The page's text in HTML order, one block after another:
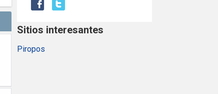
Sitios interesantes
Piropos